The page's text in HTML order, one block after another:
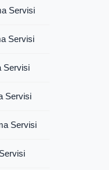
Servisi
Servisi
Servisi
Servisi
Servisi